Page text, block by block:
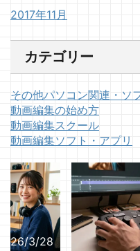
2017年11月
カテゴリー
その他パソコン関連・ソ
動画編集の始め方
動画編集スクール
動画編集ソフト・アプリ
3/28